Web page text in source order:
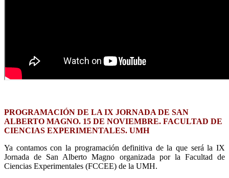
PROGRAMACIÓN DE LA IX JORNADA DE SAN
ALBERTO MAGNO. 15 DE NOVIEMBRE. FACULTAD DE
CIENCIAS EXPERIMENTALES. UMH
Ya contamos con la programación definitiva de la que será la IX
Jornada de San Alberto Magno organizada por la Facultad de
Ciencias Experimentales (FCCEE) de la UMH.